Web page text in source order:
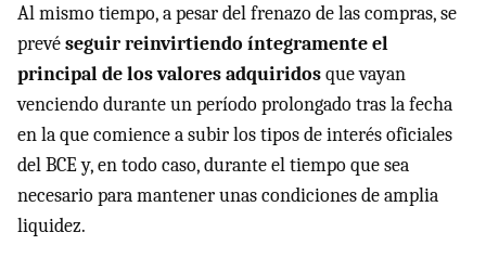
Al mismo tiempo, a pesar del frenazo de las compras, se
prevéseguir reinvirtiendo íntegramente el
principal de los valores adquiridosque vayan
venciendo durante un período prolongado tras la fecha
en la que comience a subir los tipos de interés oficiales
del BCE y, en todo caso, durante el tiempo que sea
necesario para mantener unas condiciones de amplia
liquidez.